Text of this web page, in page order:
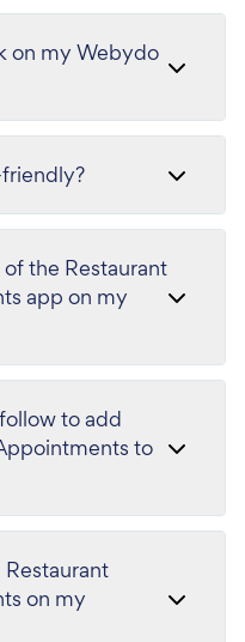
on my Webydo
the Restaurant
app on my
to add
to
on my